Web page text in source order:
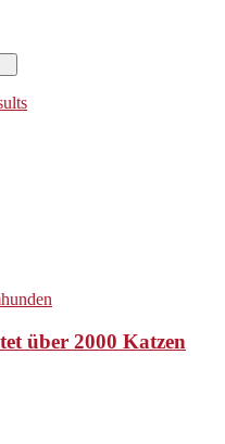
über 2000 Katzen